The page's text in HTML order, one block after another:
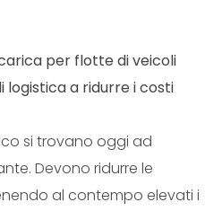
per flotte di veicoli
logistica a ridurre i costi
si trovano oggi ad
Devono ridurre le
al contempo elevati i